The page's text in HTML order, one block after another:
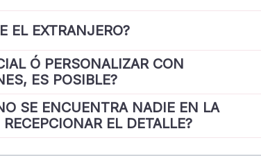
EL EXTRANJERO?
Ó PERSONALIZAR CON
ES POSIBLE?
SE ENCUENTRA NADIE EN LA
EL DETALLE?